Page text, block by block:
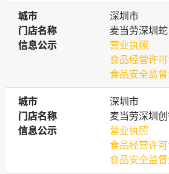
城市
城市
深圳市
门店名称
门店名称
麦当劳深圳
信息公示
信息公示
营业执照
食品经营许
食品安全监
城市
城市
深圳市
门店名称
门店名称
麦当劳深圳
信息公示
信息公示
营业执照
食品经营许
食品安全监